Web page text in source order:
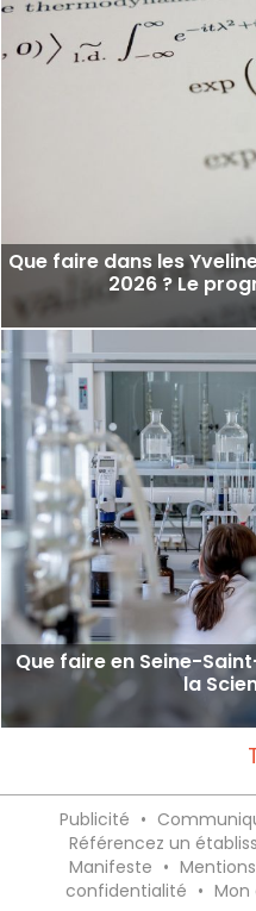
Que faire dans les
2026 ? Le
Que faire en Seine-
la
Publicité •
Référencez un
Manifeste •
confidentialité •